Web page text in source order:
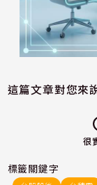
這篇文章對您來
很
標籤關鍵字